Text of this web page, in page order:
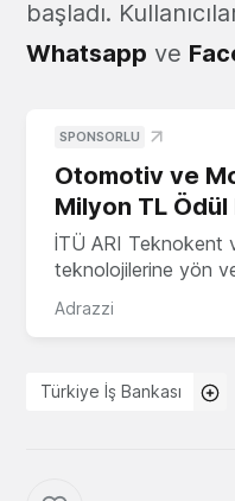
başladı.
Whatsapp ve
SPONSORLU
Otomotiv ve
Milyon TL
İTÜ ARI Teknokent
teknolojilerine yön
Adrazzi
Türkiye İş Bankası